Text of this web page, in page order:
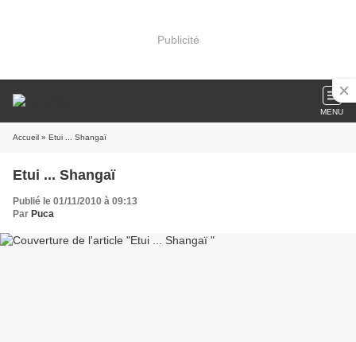
Publicité
MENU
Accueil » Etui ... Shangaï
Etui ... Shangaï
Publié le 01/11/2010 à 09:13
Par Puca